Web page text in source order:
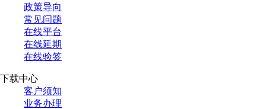
政策导向
常见问题
在线平台
在线延期
在线验签
下载中心
客户须知
业务办理